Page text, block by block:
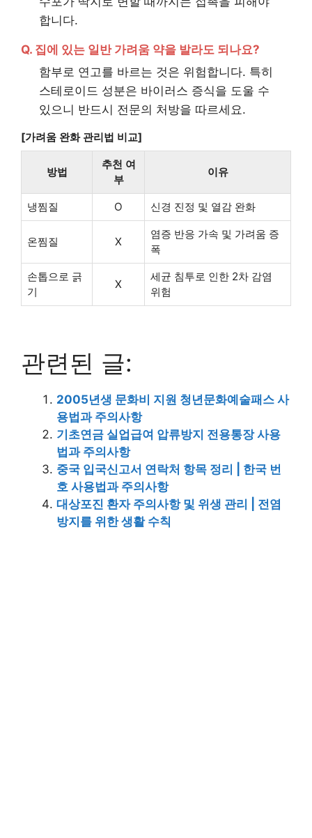
합니다.
Q. 집에 있는 일반 가려움 약을 발라도 되나요?
함부로 연고를 바르는 것은 위험합니다. 특히
스테로이드 성분은 바이러스 증식을 도울 수
있으니 반드시 전문의 처방을 따르세요.
[가려움 완화 관리법 비교]
방법
추천 여
부
이유
냉찜질 O 신경 진정 및 열감 완화
온찜질 X
염증 반응 가속 및 가려움 증
폭
손톱으로 긁
기
X
세균 침투로 인한 2차 감염
위험
관련된 글:
2005년생 문화비 지원 청년문화예술패스 사
용법과 주의사항
기초연금 실업급여 압류방지 전용통장 사용
법과 주의사항
중국 입국신고서 연락처 항목 정리 | 한국 번
호 사용법과 주의사항
대상포진 환자 주의사항 및 위생 관리 | 전염
방지를 위한 생활 수칙